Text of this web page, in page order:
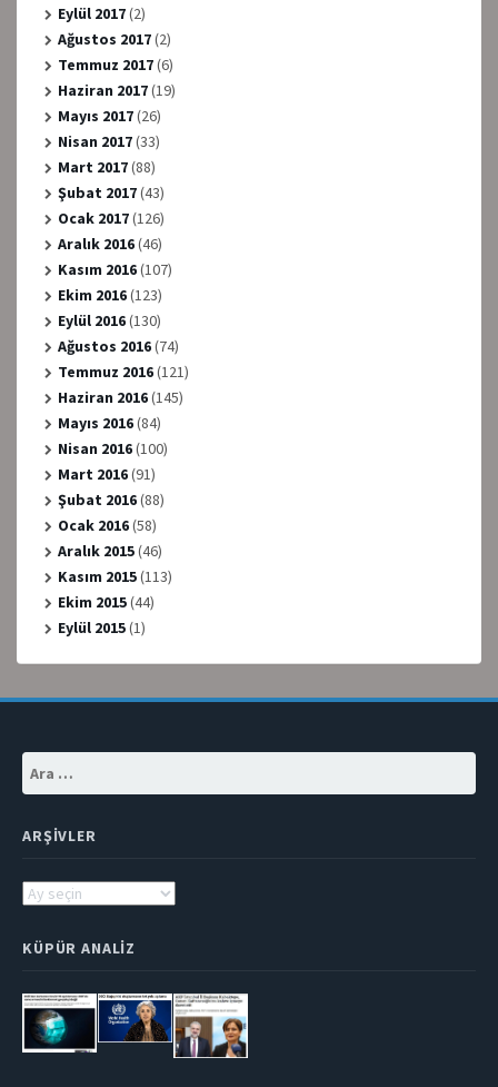
Eylül 2017(2)
Ağustos 2017(2)
Temmuz 2017(6)
Haziran 2017(19)
Mayıs 2017(26)
Nisan 2017(33)
Mart 2017(88)
Şubat 2017(43)
Ocak 2017(126)
Aralık 2016(46)
Kasım 2016(107)
Ekim 2016(123)
Eylül 2016(130)
Ağustos 2016(74)
Temmuz 2016(121)
Haziran 2016(145)
Mayıs 2016(84)
Nisan 2016(100)
Mart 2016(91)
Şubat 2016(88)
Ocak 2016(58)
Aralık 2015(46)
Kasım 2015(113)
Ekim 2015(44)
Eylül 2015(1)
ARŞIVLER
Arşivler
KÜPÜR ANALIZ